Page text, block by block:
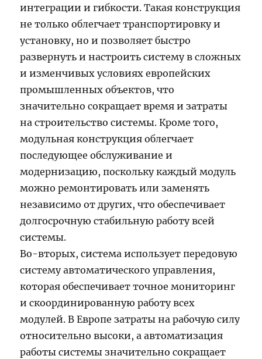
интеграции и гибкости. Такая конструкция
не только облегчает транспортировку и
установку, но и позволяет быстро
развернуть и настроить систему в сложных
и изменчивых условиях европейских
промышленных объектов, что
значительно сокращает время и затраты
на строительство системы. Кроме того,
модульная конструкция облегчает
последующее обслуживание и
модернизацию, поскольку каждый модуль
можно ремонтировать или заменять
независимо от других, что обеспечивает
долгосрочную стабильную работу всей
системы.
Во-вторых, система использует передовую
систему автоматического управления,
которая обеспечивает точное мониторинг
и скоординированную работу всех
модулей. В Европе затраты на рабочую силу
относительно высоки, а автоматизация
работы системы значительно сокращает